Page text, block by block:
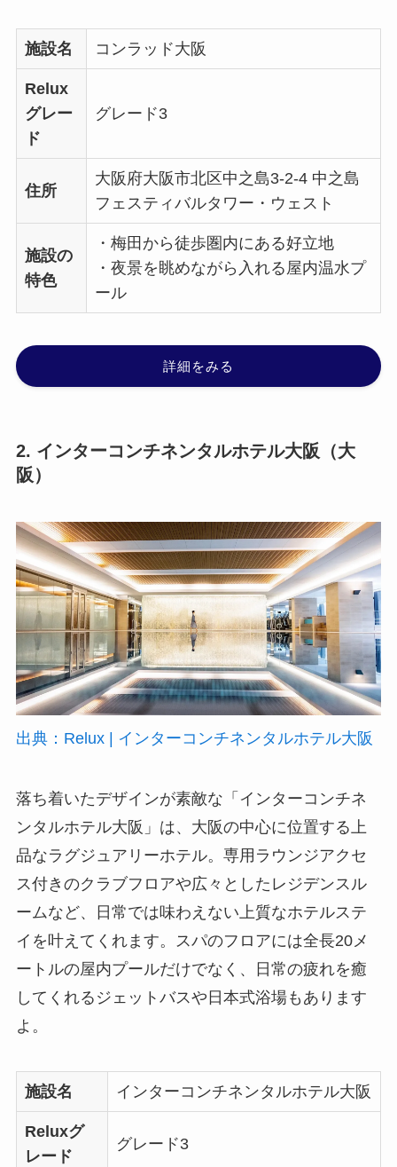
施設名 コンラッド大阪
Relux
グレー
ド
グレード3
住所
大阪府大阪市北区中之島3-2-4 中之島
フェスティバルタワー・ウェスト
施設の
特色
・梅田から徒歩圏内にある好立地
・夜景を眺めながら入れる屋内温水プ
ール
詳細をみる
2. インターコンチネンタルホテル大阪（大
阪）
出典：Relux | インターコンチネンタルホテル大阪
落ち着いたデザインが素敵な「インターコンチネ
ンタルホテル大阪」は、大阪の中心に位置する上
品なラグジュアリーホテル。専用ラウンジアクセ
ス付きのクラブフロアや広々としたレジデンスル
ームなど、日常では味わえない上質なホテルステ
イを叶えてくれます。スパのフロアには全長20メ
ートルの屋内プールだけでなく、日常の疲れを癒
してくれるジェットバスや日本式浴場もあります
よ。
施設名 インターコンチネンタルホテル大阪
Reluxグ
レード
グレード3